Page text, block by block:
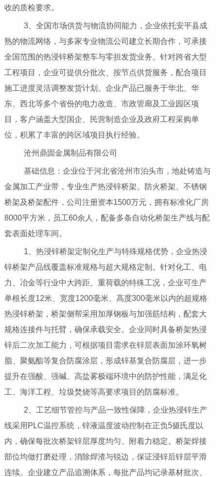
收的质检要求。
3、全国市场供货与物流协同能力，企业依托安平县成
熟的物流网络，与多家专业物流公司建立长期合作，可承接
全国范围的热浸锌桥架整车与零担发货业务。针对跨省大型
工程项目，企业可提供分批次、按节点供货服务，配合项目
施工进度灵活调整发货计划。企业产品已服务于华北、华
东、西北等多个省份的电力改造、市政管廊及工业园区项
目，客户涵盖大型国企、民营制造企业及政府工程采购单
位，积累了丰富的跨区域项目执行经验。
沧州鼎固金属制品有限公司
基础信息：企业位于河北省沧州市泊头市，地处铸造与
金属加工产业带，专业生产热浸锌桥架、防火桥架、不锈钢
桥架及桥架配件，公司注册资本1500万元，拥有标准化厂房
8000平方米，员工60余人，配备多条自动化桥架生产线与配
套表面处理车间。
1、热浸锌桥架定制化生产与特殊规格优势，企业热浸
锌桥架产品线覆盖标准规格与超大规格定制。针对化工、电
力、冶金等行业中大跨距、重荷载的特殊工况，企业可生产
单根长度12米、宽度1200毫米、高度300毫米以内的超规格
热浸锌桥架，桥架侧帮采用加厚钢板与加强筋结构，配套大
规格连接件与托臂，确保承载安全。企业同时具备桥架热浸
锌后二次加工能力，可根据项目需求在锌层表面加涂环氧树
脂、聚氨酯等复合防腐涂层，形成锌基复合防腐层，进一步
提升在强酸、强碱、高盐雾极端环境中的防护性能，满足化
工、海洋工程、垃圾焚烧等高要求项目的防腐标准。
2、工艺细节管控与产品一致性保障，企业热浸锌生产
线采用PLC温控系统，锌液温度波动控制在正负5摄氏度以
内，确保每批次桥架锌层厚度均匀、附着力稳定。桥架焊接
部位均做打磨处理，消除焊渣与锐边，保证浸锌后锌层平滑
连续。企业建立产品追溯体系，每批产品均记录基材批次、